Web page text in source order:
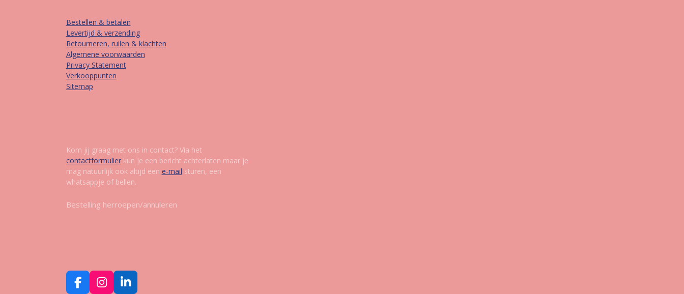
Bestellen & betalen
Levertijd & verzending
Retourneren, ruilen & klachten
Algemene voorwaarden
Privacy Statement
Verkooppunten
Sitemap
Kom jij graag met ons in contact? Via het
contactformulierkun je een bericht achterlaten maar je
mag natuurlijk ook altijd een e-mail sturen, een
whatsappje of bellen.
Bestelling herroepen/annuleren
F
I
L